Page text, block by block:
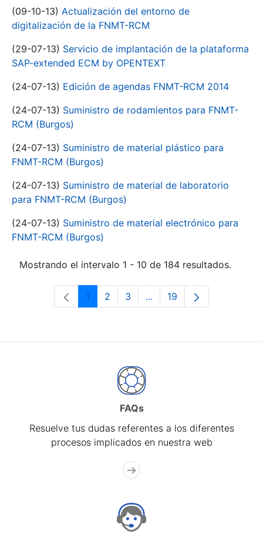
(09-10-13) Actualización del entorno de
digitalización de la FNMT-RCM
(29-07-13) Servicio de implantación de la plataforma
SAP-extended ECM by OPENTEXT
(24-07-13) Edición de agendas FNMT-RCM 2014
(24-07-13) Suministro de rodamientos para FNMT-
RCM (Burgos)
(24-07-13) Suministro de material plástico para
FNMT-RCM (Burgos)
(24-07-13) Suministro de material de laboratorio
para FNMT-RCM (Burgos)
(24-07-13) Suministro de material electrónico para
FNMT-RCM (Burgos)
Mostrando el intervalo 1 - 10 de 184 resultados.
Página
1 Página
2 Página
3 ...Páginas intermedias Use
Página
19
FAQs
Resuelve tus dudas referentes a los diferentes
procesos implicados en nuestra web